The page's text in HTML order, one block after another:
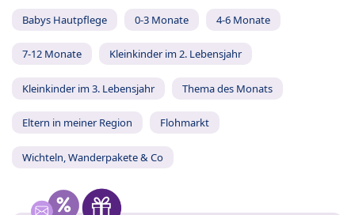
Babys Hautpflege 0-3 Monate 4-6 Monate
7-12 Monate Kleinkinder im 2. Lebensjahr
Kleinkinder im 3. Lebensjahr Thema des Monats
Eltern in meiner Region Flohmarkt
Wichteln, Wanderpakete & Co